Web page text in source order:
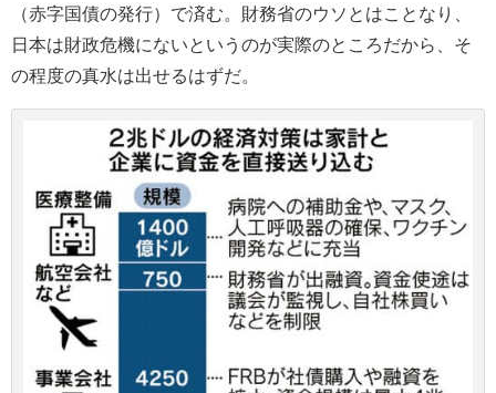
（赤字国債の発行）で済む。財務省のウソとはことなり、
日本は財政危機にないというのが実際のところだから、そ
の程度の真水は出せるはずだ。